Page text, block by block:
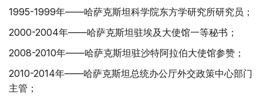
1995-1999年——哈萨克斯坦科学院东方学研究所研究员；
2000-2004年——哈萨克斯坦驻埃及大使馆一等秘书；
2008-2010年——哈萨克斯坦驻沙特阿拉伯大使馆参赞；
2010-2014年——哈萨克斯坦总统办公厅外交政策中心部门
主管；